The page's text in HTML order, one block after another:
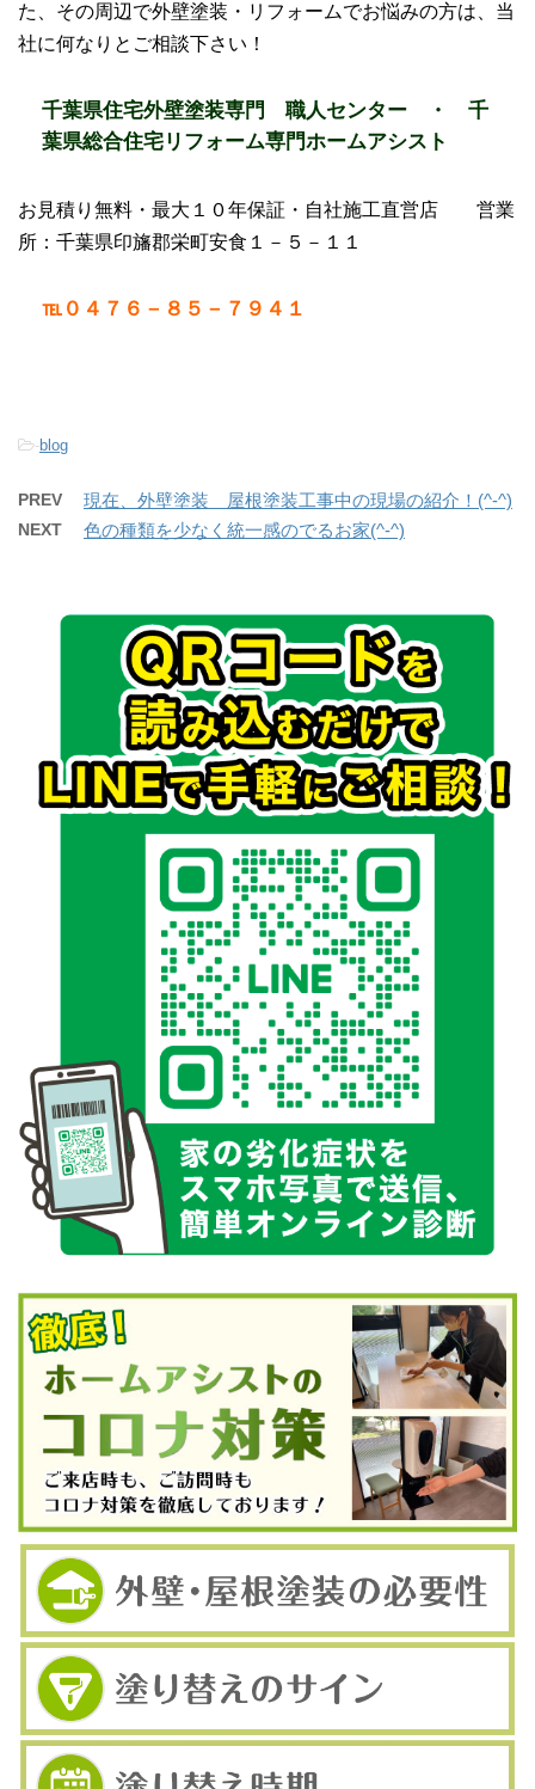
た、その周辺で外壁塗装・リフォームでお悩みの方は、当
社に何なりとご相談下さい！
千葉県住宅外壁塗装専門 職人センター ・ 千
葉県総合住宅リフォーム専門ホームアシスト
お見積り無料・最大１０年保証・自社施工直営店 営業
所：千葉県印旛郡栄町安食１－５－１１
℡０４７６－８５－７９４１
-blog
PREV 現在、外壁塗装 屋根塗装工事中の現場の紹介！(^-^)
NEXT 色の種類を少なく統一感のでるお家(^-^)